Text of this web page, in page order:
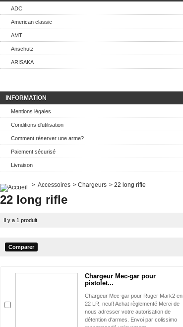
ADC
American classic
AMT
Anschutz
ARISAKA
INFORMATION
Mentions légales
Conditions d'utilisation
Comment réserver une arme?
Paiement sécurisé
Livraison
> Accessoires > Chargeurs > 22 long rifle
22 long rifle
Il y a 1 produit.
Chargeur Mec-gar pour
pistolet...
Chargeur Mec-gar pour Ruger Mark2 en
22 LR, neuf! Achat règlementé Merci de
nous adresser votre autorisation de
détention d'armes. Envoi par colissimo